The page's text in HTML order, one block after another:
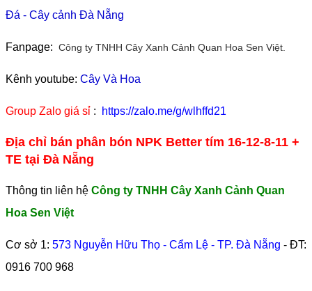
Đá - Cây cảnh Đà Nẵng
Fanpage: Công ty TNHH Cây Xanh Cảnh Quan Hoa Sen Việt.
Kênh youtube: Cây Và Hoa
Group Zalo giá sỉ : https://zalo.me/g/wlhffd21
Địa chỉ bán phân bón NPK Better tím 16-12-8-11 +
TE tại Đà Nẵng
Thông tin liên hệ Công ty TNHH Cây Xanh Cảnh Quan
Hoa Sen Việt
Cơ sở 1: 573 Nguyễn Hữu Thọ - Cẩm Lệ - TP. Đà Nẵng - ĐT:
0916 700 968